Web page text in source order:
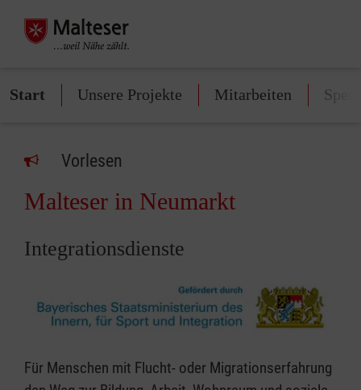
Start Unsere Projekte Mitarbeiten
Vorlesen
Malteser in Neumarkt
Integrationsdienste
Für Menschen mit Flucht- oder Migrationserfahrung